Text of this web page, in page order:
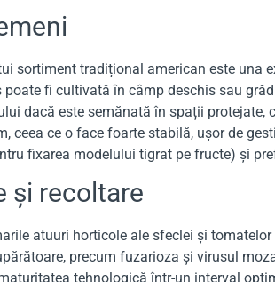
sortiment tradițional american este una
poate fi cultivată în câmp deschis sau
dacă este semănată în spații
ceea ce o face foarte stabilă, ușor de
fixarea modelului tigrat pe fructe) și
și recoltare
atuuri horticole ale sfeclei și
precum fuzarioza și virusul
tehnologică într-un interval